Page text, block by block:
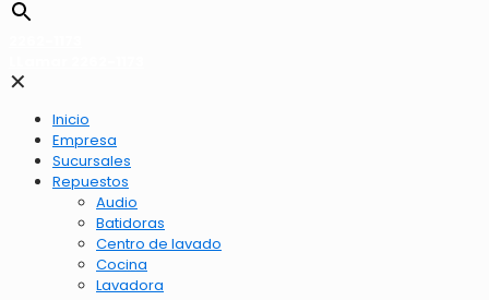
✕
Inicio
Empresa
Sucursales
Repuestos
Audio
Batidoras
Centro de lavado
Cocina
Lavadora